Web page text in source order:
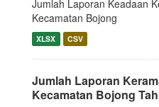
Jumlah Laporan Keadaan
Kecamatan Bojong
XLSX CSV
Jumlah Laporan
Kecamatan Bojong